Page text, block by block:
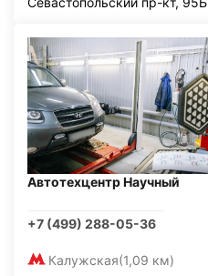
Автотехцентр Научный
+7 (499) 288-05-36
Калужская(1,09 км)